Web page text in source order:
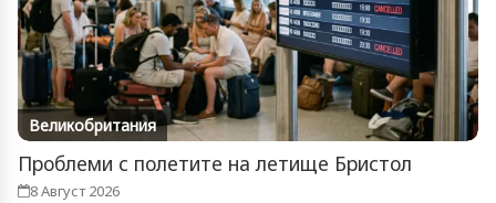
Великобритания
Проблеми с полетите на летище Бристол
8 Август 2026